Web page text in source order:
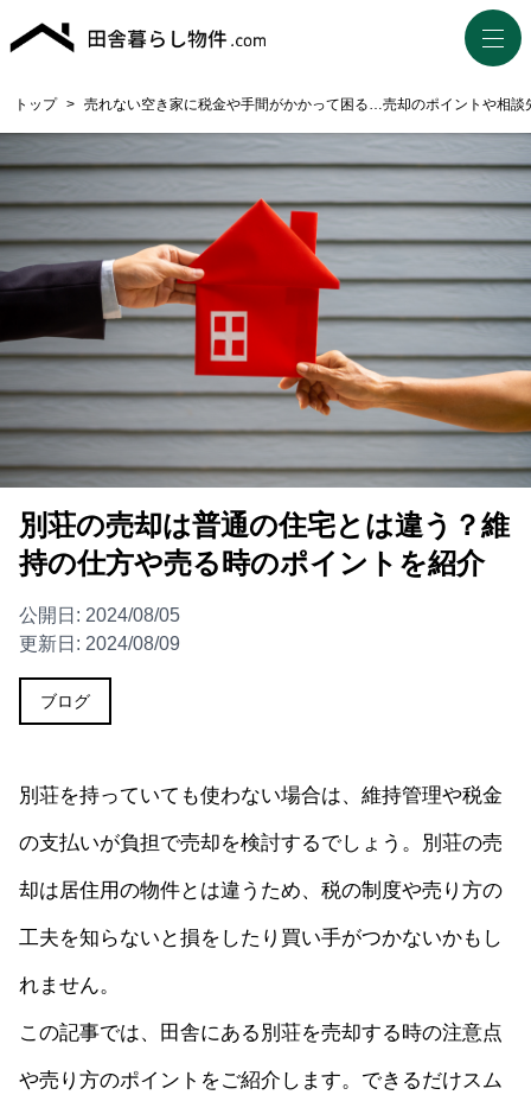
トップ > 売れない空き家に税金や手間がかかって困る…売却のポイントや相談
別荘の売却は普通の住宅とは違う？維
持の仕方や売る時のポイントを紹介
公開日: 2024/08/05
更新日: 2024/08/09
ブログ
別荘を持っていても使わない場合は、維持管理や税金
の支払いが負担で売却を検討するでしょう。別荘の売
却は居住用の物件とは違うため、税の制度や売り方の
工夫を知らないと損をしたり買い手がつかないかもし
れません。
この記事では、田舎にある別荘を売却する時の注意点
や売り方のポイントをご紹介します。できるだけスム